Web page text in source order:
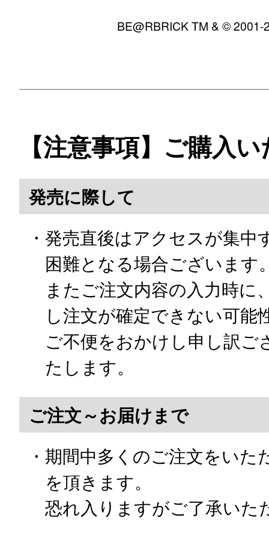
BE@RBRICK TM & © 2001-
【注意事項】ご購入
発売に際して
・発売直後はアクセスが集
困難となる場合ございます
またご注文内容の入力時に
し注文が確定できない可能
ご不便をおかけし申し訳
たします。
ご注文～お届けまで
・期間中多くのご注文をい
を頂きます。
恐れ入りますがご了承い